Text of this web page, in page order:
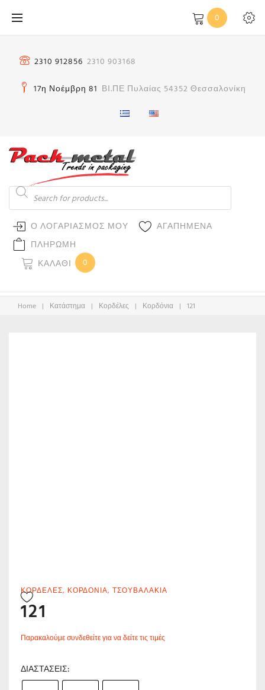
στο
0
2310 912856 2310 903168
17η Νοέμβρη 81 ΒΙ.ΠΕ Πυλαίας 54352 Θεσσαλονίκη
Products
search
Ο ΛΟΓΑΡΙΑΣΜΟΣ ΜΟΥ
ΑΓΑΠΗΜΕΝΑ
ΠΛΗΡΩΜΗ
ΚΑΛΆΘΙ
0
Home | Κατάστημα | Κορδέλες | Κορδόνια | 121
ΚΟΡΔΈΛΕΣ, ΚΟΡΔΌΝΙΑ,ΤΣΟΥΒΑΛΆΚΙΑ
121
Παρακαλούμε συνδεθείτε για να δείτε τις τιμές
ΔΙΑΣΤΆΣΕΙΣ